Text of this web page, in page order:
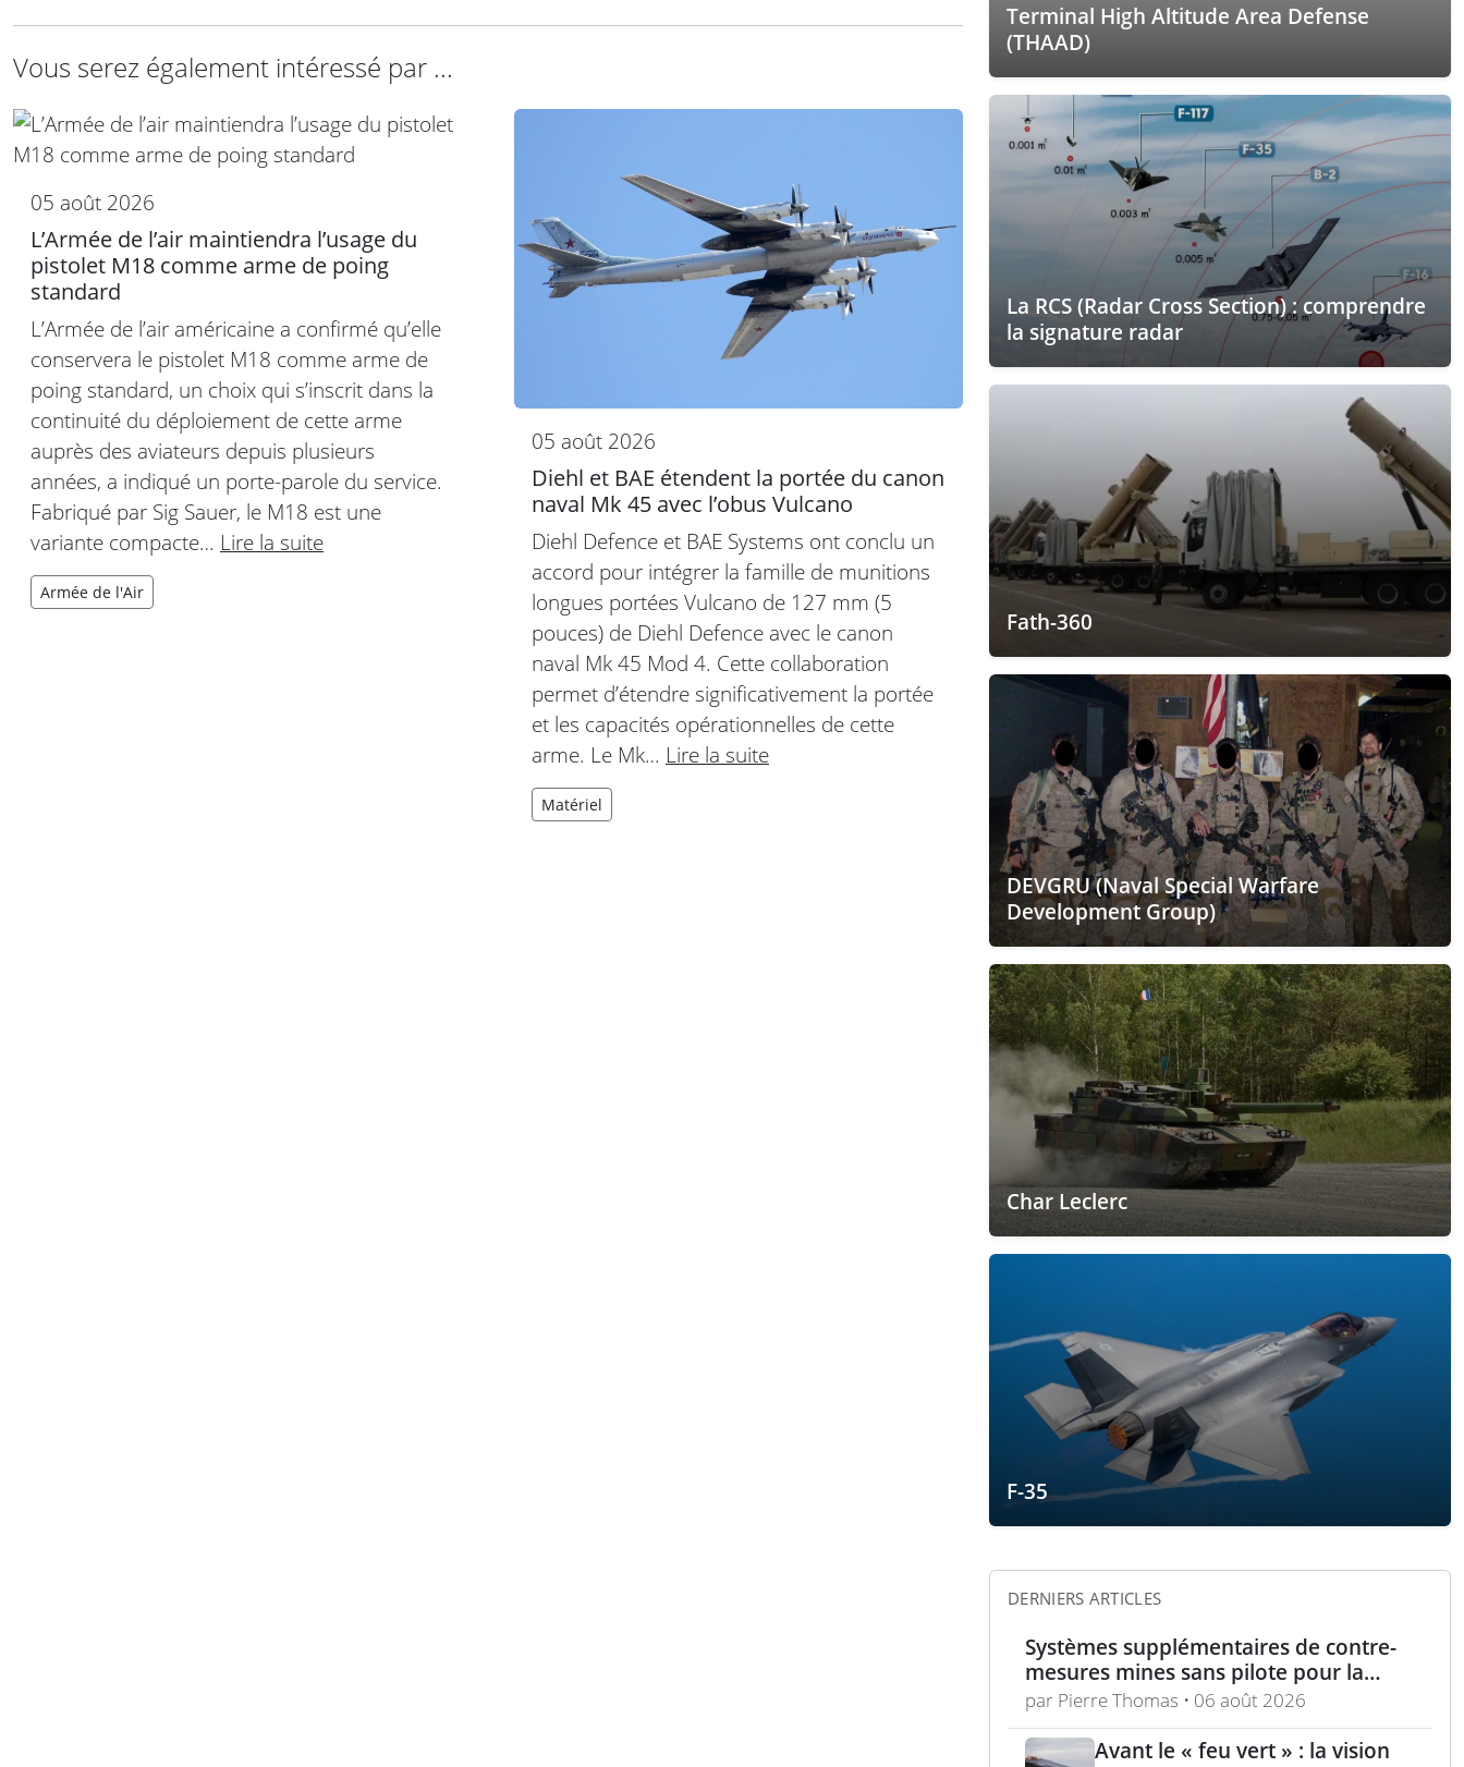
Vous serez également intéressé par ...
05 août 2026
L’Armée de l’air maintiendra l’usage du
pistolet M18 comme arme de poing
standard
L’Armée de l’air américaine a confirmé qu’elle
conservera le pistolet M18 comme arme de
poing standard, un choix qui s’inscrit dans la
continuité du déploiement de cette arme
auprès des aviateurs depuis plusieurs
années, a indiqué un porte-parole du service.
Fabriqué par Sig Sauer, le M18 est une
variante compacte… Lire la suite
Armée de l'Air
05 août 2026
Diehl et BAE étendent la portée du canon
naval Mk 45 avec l’obus Vulcano
Diehl Defence et BAE Systems ont conclu un
accord pour intégrer la famille de munitions
longues portées Vulcano de 127 mm (5
pouces) de Diehl Defence avec le canon
naval Mk 45 Mod 4. Cette collaboration
permet d’étendre significativement la portée
et les capacités opérationnelles de cette
arme. Le Mk… Lire la suite
Matériel
Terminal High Altitude Area Defense
(THAAD)
La RCS (Radar Cross Section) : comprendre
la signature radar
Fath-360
DEVGRU (Naval Special Warfare
Development Group)
Char Leclerc
F-35
DERNIERS ARTICLES
Systèmes supplémentaires de contre-
mesures mines sans pilote pour la
Marine française
par Pierre Thomas • 06 août 2026
Avant le « feu vert » : la vision